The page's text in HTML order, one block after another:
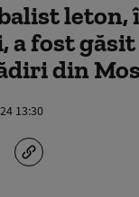
leton,
a fost
din
13:30